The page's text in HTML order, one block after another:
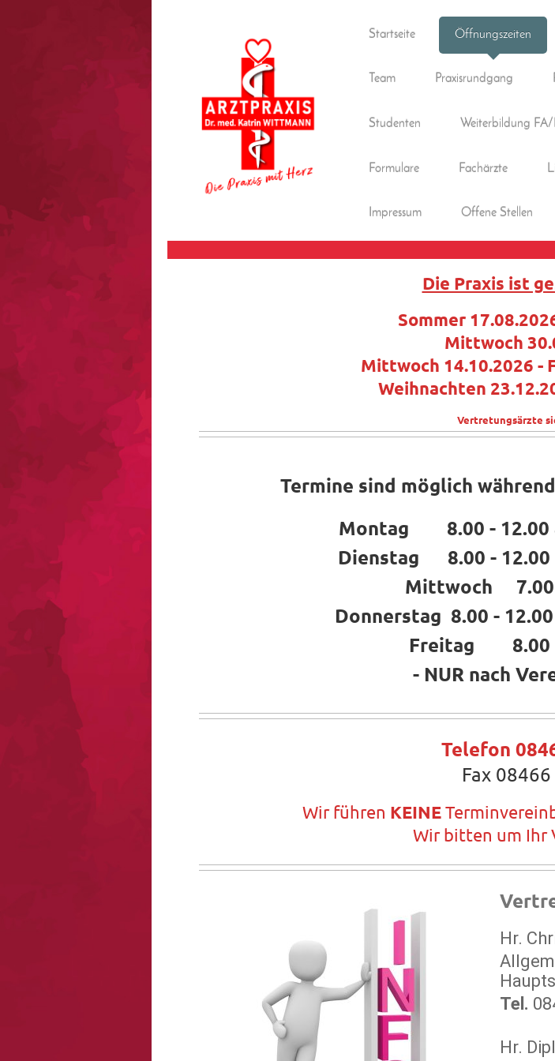
Startseite Öffnungszeiten
Team Praxisrundgang
Studenten Weiterbildung
Formulare Fachärzte
Impressum Offene Stellen
Die Praxis ist
Sommer
Mittwoch
Mittwoch 14.10.2026 -
Weihnachten
Vertretungsärzte
Termine sind möglich
Montag 8.00 - 12.00
Dienstag 8.00 - 12.00
Mittwoch 7.00
Donnerstag 8.00 -
Freitag 8.00 -
- NUR nach
Telefon
Fax
Wir führen KEINE
Wir bitten um Ihr
Hr.
Tel.
Hr.